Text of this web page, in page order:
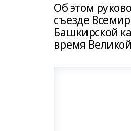
Об этом
съезде
Башкирской
время